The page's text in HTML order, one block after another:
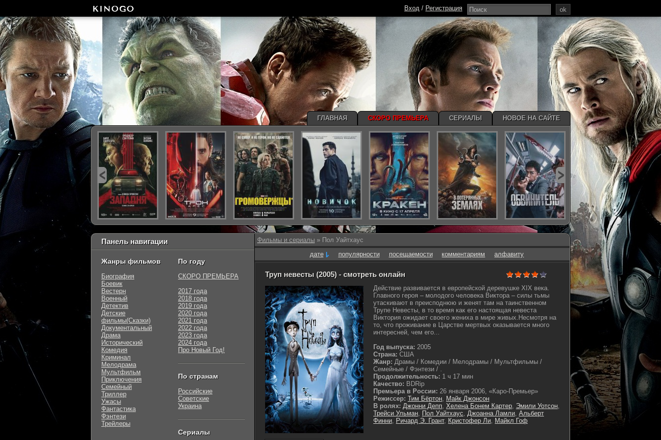
Фильмы и сериалы » Пол Уайтхаус
дате
популярности посещаемости комментариям алфавиту
Труп невесты (2005) - смотреть онлайн
Действие развивается в европейской деревушке XIX века.
Главного героя – молодого человека Виктора – силы тьмы
утаскивают в преисподнюю и женят там на таинственном
Трупе Невесты, в то время как его настоящая невеста
Виктория ожидает своего жениха в мире живых.Несмотря на
то, что проживание в Царстве мертвых оказывается много
интересней, чем его...
Год выпуска: 2005
Страна: США
Жанр: Драмы / Комедии / Мелодрамы / Мультфильмы /
Семейные / Фэнтези / .
Продолжительность: 1 ч 17 мин
Качество: BDRip
Премьера в России: 26 января 2006, «Каро-Премьер»
Режиссер: Тим Бёртон, Майк Джонсон
В ролях: Джонни Депп, Хелена Бонем Картер, Эмили Уотсон,
Трейси Ульман, Пол Уайтхаус, Джоанна Ламли, Альберт
Финни, Ричард Э. Грант, Кристофер Ли, Майкл Гоф
Панель навигации
Жанры фильмов
Биография
Боевик
Вестерн
Военный
Детектив
Детские
фильмы(Сказки)
Документальный
Драма
Исторический
Комедия
Криминал
Мелодрама
Мультфильм
Приключения
Семейный
Триллер
Ужасы
Фантастика
Фэнтези
Трейлеры
По году
СКОРО ПРЕМЬЕРА
2017 года
2018 года
2019 года
2020 года
2021 года
2022 года
2023 года
2024 года
Про Новый Год!
По странам
Российские
Советские
Украина
Сериалы
ok
Вход / Регистрация
ГЛАВНАЯ СКОРО ПРЕМЬЕРА СЕРИАЛЫ НОВОЕ НА САЙТЕ